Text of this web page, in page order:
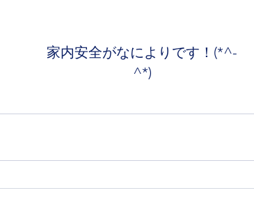
家内安全がなによりです！(*^-
^*)